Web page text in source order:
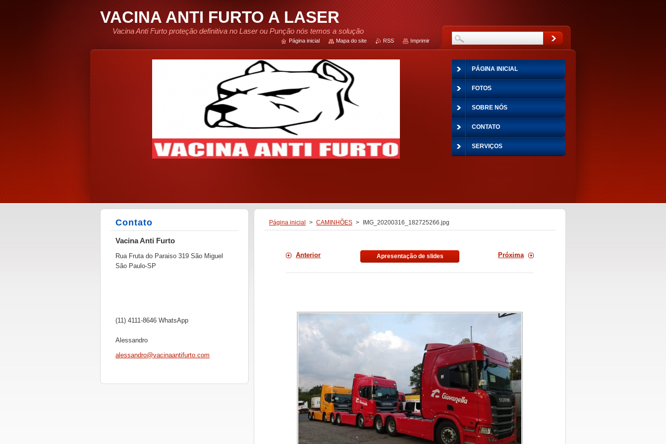
VACINA ANTI FURTO A LASER
Vacina Anti Furto proteção definitiva no Laser ou Punção nós temos a solução
Página inicial > CAMINHÕES > IMG_20200316_182725266.jpg
Anterior Apresentação de slides Próxima
Contato
Vacina Anti Furto
Rua Fruta do Paraiso 319 São Miguel
São Paulo-SP
(11) 4111-8646 WhatsApp
Alessandro
alessandro@vacinaantifurto.com
PÁGINA INICIAL
FOTOS
SOBRE NÓS
CONTATO
SERVIÇOS
Página inicial Mapa do site RSS Imprimir